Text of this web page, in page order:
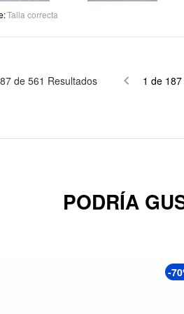
:Talla correcta
de 561 Resultados 1 de 187
PODRÍA
-